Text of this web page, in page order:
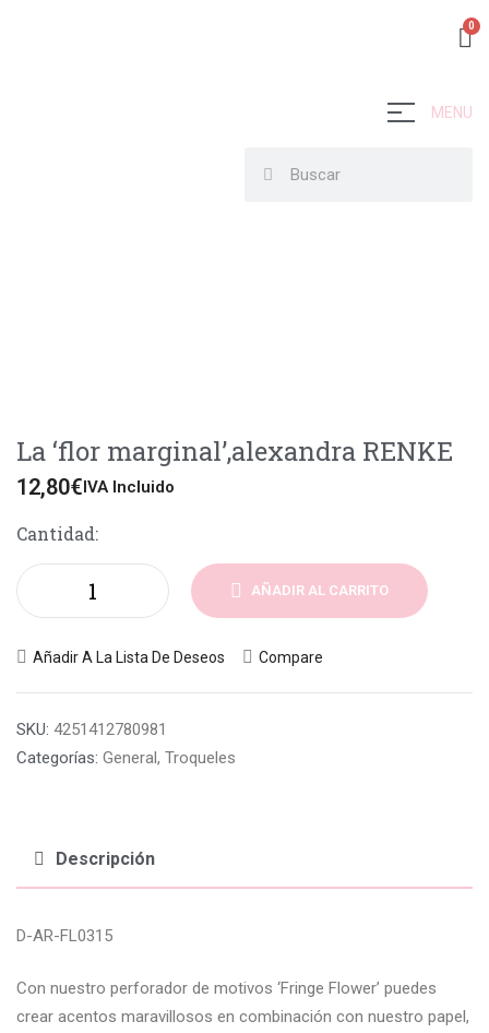
MENU
La ‘flor marginal’,alexandra RENKE
12,80€IVA Incluido
Cantidad:
AÑADIR AL CARRITO
Añadir A La Lista De Deseos Compare
SKU: 4251412780981
Categorías: General, Troqueles
Descripción
D-AR-FL0315
Con nuestro perforador de motivos ‘Fringe Flower’ puedes
crear acentos maravillosos en combinación con nuestro papel,